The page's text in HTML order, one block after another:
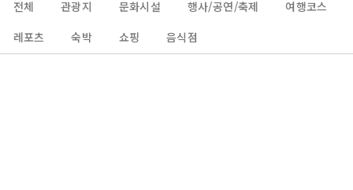
전체 관광지 문화시설 행사/공연/축제
여행코스
레포츠
숙박 쇼핑 음식점